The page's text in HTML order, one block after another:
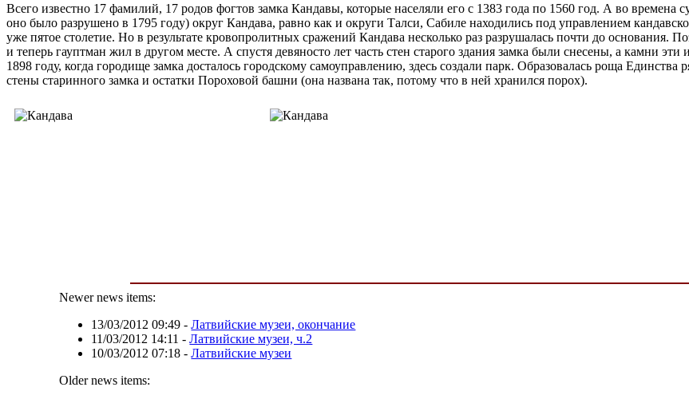
Всего известно 17 фамилий, 17 родов фогтов замка Кандавы, которые населяли его с 1383 года по 1560 год. А во времена
оно было разрушено в 1795 году) округ Кандава, равно как и округи Талси, Сабиле находились под управлением
уже пятое столетие. Но в результате кровопролитных сражений Кандава несколько раз разрушалась почти до
и теперь гауптман жил в другом месте. А спустя девяносто лет часть стен старого здания замка были снесены, а камни
1898 году, когда городище замка досталось городскому самоуправлению, здесь создали парк. Образовалась роща
стены старинного замка и остатки Пороховой башни (она названа так, потому что в ней хранился порох).
Newer news items:
13/03/2012 09:49 -Латвийские музеи, окончание
11/03/2012 14:11 -Латвийские музеи, ч.2
10/03/2012 07:18 -Латвийские музеи
Older news items: